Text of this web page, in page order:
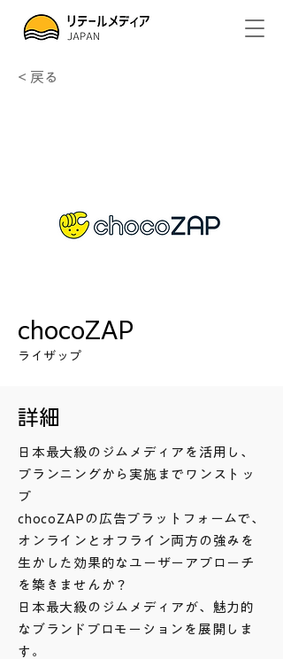
< 戻る
chocoZAP
ライザップ
詳細
日本最大級のジムメディアを活用し、
プランニングから実施までワンストッ
プ
chocoZAPの広告プラットフォームで、
オンラインとオフライン両方の強みを
生かした効果的なユーザーアプローチ
を築きませんか？
日本最大級のジムメディアが、魅力的
なブランドプロモーションを展開しま
す。